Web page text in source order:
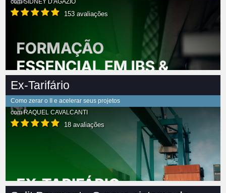
comSIDNEY D'AGÁZIO
153 avaliações
Ex-Tarifário
Como zerar o II e acelerar seus projetos
comRAQUEL CAVALCANTI
18 avaliações